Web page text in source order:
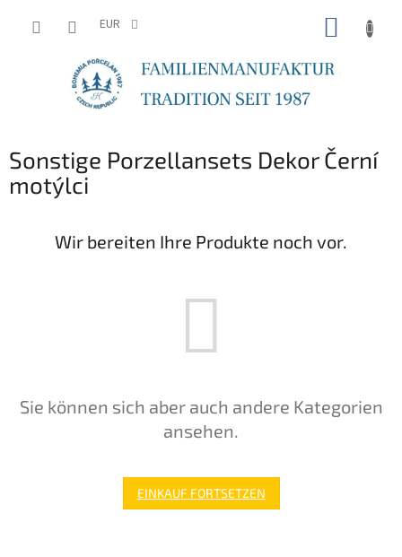
EUR
Sonstige Porzellansets Dekor Černí
motýlci
Wir bereiten Ihre Produkte noch vor.
Sie können sich aber auch andere Kategorien
ansehen.
EINKAUF FORTSETZEN